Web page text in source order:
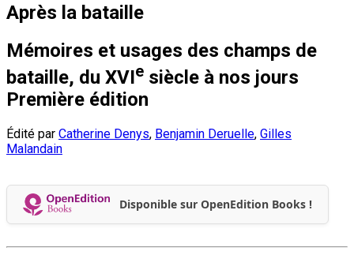
Après la bataille
Mémoires et usages des champs de
bataille, du XVIe siècle à nos jours
Première édition
Édité par Catherine Denys, Benjamin Deruelle, Gilles
Malandain
Disponible sur OpenEdition Books !